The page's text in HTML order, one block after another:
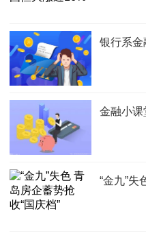
银行系金
金融小课
“金九”失